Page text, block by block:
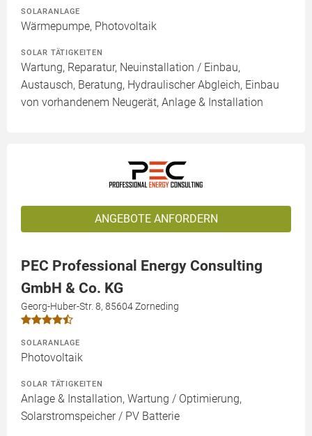
SOLARANLAGE
Wärmepumpe, Photovoltaik
SOLAR TÄTIGKEITEN
Wartung, Reparatur, Neuinstallation / Einbau,
Austausch, Beratung, Hydraulischer Abgleich, Einbau
von vorhandenem Neugerät, Anlage & Installation
ANGEBOTE ANFORDERN
PEC Professional Energy Consulting
GmbH & Co. KG
Georg-Huber-Str. 8, 85604 Zorneding
SOLARANLAGE
Photovoltaik
SOLAR TÄTIGKEITEN
Anlage & Installation, Wartung / Optimierung,
Solarstromspeicher / PV Batterie